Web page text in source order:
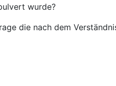
wurde?
die nach dem